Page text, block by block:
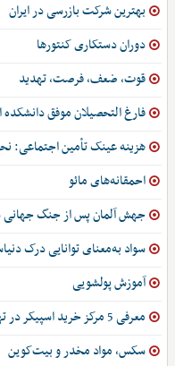
بهترین شرکت بازرسی در ایران
دوران دستکاری کنتورها
قوت، ضعف، فرصت، تهدید
فارغ التحصیلان موفق
هزینه عینک تأمین اجتماعی:
احمقانه‌های مائو
جهش آلمان پس از جنگ
سواد به‌معنای توانایی درک
آموزش پولشویی
معرفی 5 مرکز خرید اسپیکر در تهران
سکس، مواد مخدر و بیت‌کوین